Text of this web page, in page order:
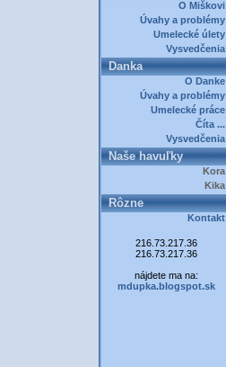
O Miškovi
Úvahy a problémy
Umelecké úlety
Vysvedčenia
Danka
O Danke
Úvahy a problémy
Umelecké práce
Číta ...
Vysvedčenia
Naše havuľky
Kora
Kika
Rôzne
Kontakt
216.73.217.36
216.73.217.36
nájdete ma na:
mdupka.blogspot.sk